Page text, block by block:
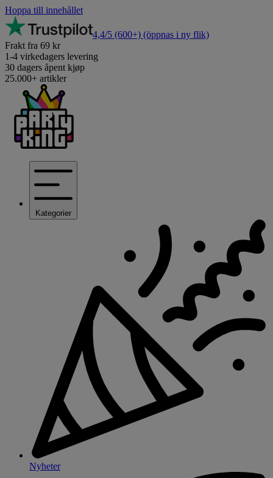
Hoppa till innehållet
4,4/5 (600+) (öppnas i ny flik)
Frakt fra 69 kr
1-4 virkedagers levering
30 dagers åpent kjøp
25.000+ artikler
Kategorier
Nyheter